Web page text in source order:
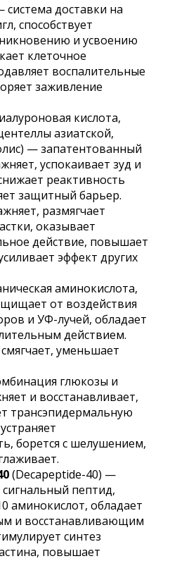
система доставки на
способствует
и усвоению
клеточное
воспалительные
заживление
кислота,
азиатской,
— запатентованный
успокаивает зуд и
реактивность
защитный барьер.
размягчает
оказывает
действие, повышает
эффект других
аминокислота,
от воздействия
и УФ-лучей, обладает
действием.
уменьшает
глюкозы и
и восстанавливает,
трансэпидермальную
борется с шелушением,
(Decapeptide-40) —
пептид,
аминокислот, обладает
и восстанавливающим
синтез
повышает